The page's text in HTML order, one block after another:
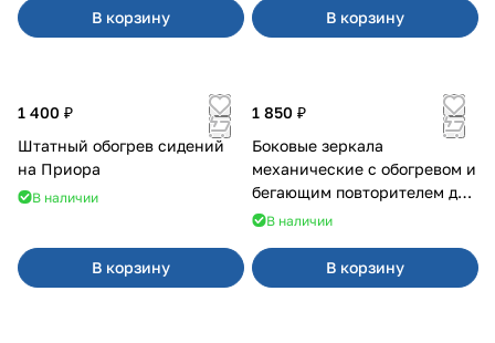
В корзину В корзину
1 400 ₽
Штатный обогрев сидений
на Приора
В наличии
В корзину
1 850 ₽
Боковые зеркала
механические с обогревом и
бегающим повторителем для
4х4В наличии
В корзину